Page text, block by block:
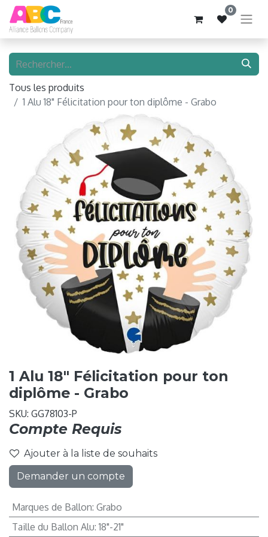
0
Tous les produits
1 Alu 18" Félicitation pour ton diplôme - Grabo
1 Alu 18" Félicitation pour ton
diplôme - Grabo
SKU: GG78103-P
Compte Requis
Ajouter à la liste de souhaits
Demander un compte
Marques de Ballon: Grabo
Taille du Ballon Alu:18"-21"